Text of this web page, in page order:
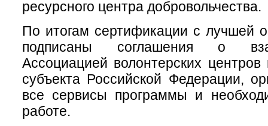
ресурсного центра добровольчества.
По итогам сертификации с лучшей
подписаны соглашения о
Ассоциацией волонтерских
субъекта Российской Федерации,
все сервисы программы и
работе.